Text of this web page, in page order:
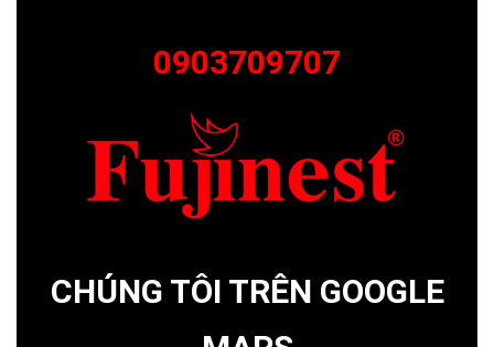
0903709707
CHÚNG TÔI TRÊN GOOGLE